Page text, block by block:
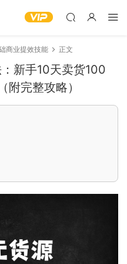
商业提效技能 正文
新手10天卖货100
完整攻略）